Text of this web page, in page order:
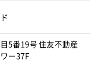
5番19号 住友不動産
ー37F